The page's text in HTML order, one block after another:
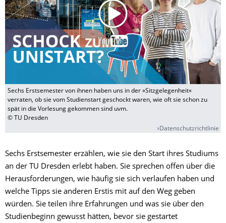
Sechs Erstsemester von ihnen haben uns in der »Sitzgelegenheit«
verraten, ob sie vom Studienstart geschockt waren, wie oft sie schon zu
spät in die Vorlesung gekommen sind uvm.
© TU Dresden
Datenschutzrichtlinie
Sechs Erstsemester erzählen, wie sie den Start ihres Studiums
an der TU Dresden erlebt haben. Sie sprechen offen über die
Herausforderungen, wie häufig sie sich verlaufen haben und
welche Tipps sie anderen Erstis mit auf den Weg geben
würden. Sie teilen ihre Erfahrungen und was sie über den
Studienbeginn gewusst hätten, bevor sie gestartet